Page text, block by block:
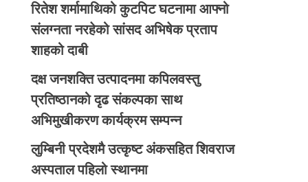
रितेश शर्मामाथिको कुटपिट घटनामा आफ्नो
संलग्नता नरहेको सांसद अभिषेक प्रताप
शाहको दाबी
दक्ष जनशक्ति उत्पादनमा कपिलवस्तु
प्रतिष्ठानको दृढ संकल्पका साथ
अभिमुखीकरण कार्यक्रम सम्पन्न
लुम्बिनी प्रदेशमै उत्कृष्ट अंकसहित शिवराज
अस्पताल पहिलो स्थानमा